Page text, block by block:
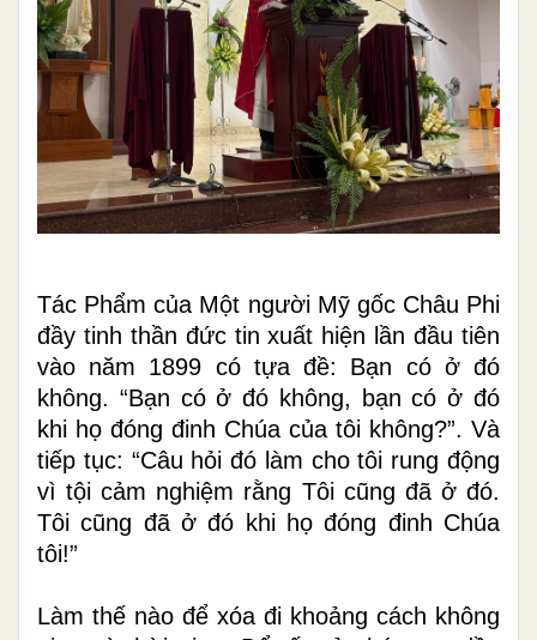
Tác Phẩm của Một người Mỹ gốc Châu Phi
đầy tinh thần đức tin xuất hiện lần đầu tiên
vào năm 1899 có tựa đề: Bạn có ở đó
không. “Bạn có ở đó không, bạn có ở đó
khi họ đóng đinh Chúa của tôi không?”. Và
tiếp tục: “Câu hỏi đó làm cho tôi rung động
vì tội cảm nghiệm rằng Tôi cũng đã ở đó.
Tôi cũng đã ở đó khi họ đóng đinh Chúa
tôi!”
Làm thế nào để xóa đi khoảng cách không